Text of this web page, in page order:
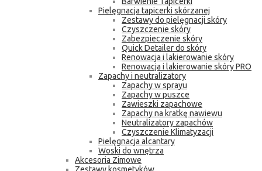
Pielęgnacja tapicerki skórzanej
Zestawy do pielęgnacji skóry
Czyszczenie skóry
Zabezpieczenie skóry
Quick Detailer do skóry
Renowacja i lakierowanie skóry
Renowacja i lakierowanie skóry PRO
Zapachy i neutralizatory
Zapachy w sprayu
Zapachy w puszce
Zawieszki zapachowe
Zapachy na kratkę nawiewu
Neutralizatory zapachów
Czyszczenie Klimatyzacji
Pielęgnacja alcantary
Woski do wnętrza
Akcesoria Zimowe